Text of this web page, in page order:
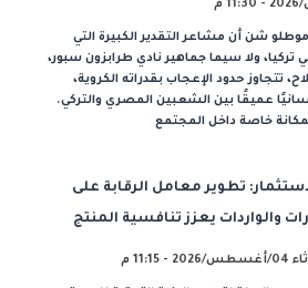
شن أن مشاعر التقدير الكبيرة التي
ولا سيما جماهير نادي طرابزون سبور،
تتجاوز حدود الإعجاب بقدراته الكروية،
عميقًا بين الشعبين المصري والتركي.
خاصة داخل المجتمع
تطوير معامل الرقابة على
والواردات يعزز تنافسية المنتج
عالميًا
- 11:15 م